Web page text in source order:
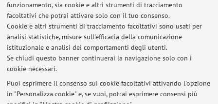
funzionamento, sia cookie e altri strumenti di tracciamento
facoltativi che potrai attivare solo con il tuo consenso.
Cookie e altri strumenti di tracciamento facoltativi sono usati per
analisi statistiche, misure sull'efficacia della comunicazione
istituzionale e analisi dei comportamenti degli utenti.
Se chiudi questo banner continuerai la navigazione solo con i
cookie necessari.
Puoi esprimere il consenso sui cookie facoltativi attivando l'opzione
in "Personalizza cookie" e, se vuoi, potrai esprimere consensi più
Orario di ricevimento
Il Prof. Bacchilega riceve presso l'Ospedale Santa Maria della
Scaletta di Imola, il martedì dalle ore 11:00 previo contatto
per email.